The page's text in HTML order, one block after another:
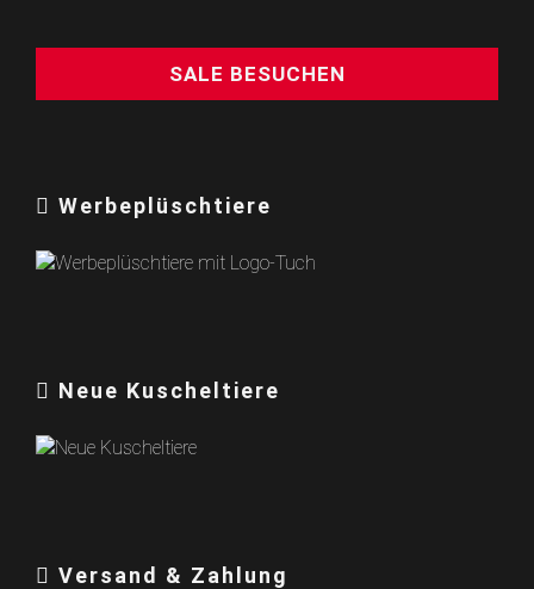
SALE BESUCHEN
Werbeplüschtiere
Neue Kuscheltiere
Versand & Zahlung